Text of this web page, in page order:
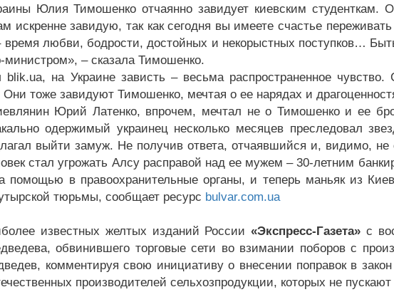
Юлия Тимошенко отчаянно завидует киевским студенткам.
искренне завидую, так как сегодня вы имеете счастье
любви, бодрости, достойных и некорыстных поступков…
министром», – сказала Тимошенко.
blik.ua, на Украине зависть – весьма распространенное
тоже завидуют Тимошенко, мечтая о ее нарядах и
Юрий Латенко, впрочем, мечтал не о Тимошенко и ее
одержимый украинец несколько месяцев преследовал
выйти замуж. Не получив ответа, отчаявшийся и, видимо, не
стал угрожать Алсу расправой над ее мужем – 30-летним
помощью в правоохранительные органы, и теперь маньяк из
тюрьмы, сообщает ресурс bulvar.com.ua
известных желтых изданий России«Экспресс-Газета» с
обвинившего торговые сети во взимании поборов с
комментируя свою инициативу о внесении поправок в
производителей сельхозпродукции, которых не